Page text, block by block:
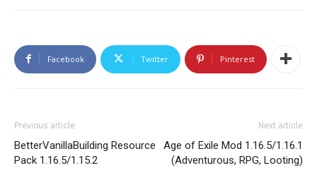
Facebook Twitter Pinterest
Previous article
BetterVanillaBuilding Resource
Pack 1.16.5/1.15.2
Next article
Age of Exile Mod 1.16.5/1.16.1
(Adventurous, RPG, Looting)